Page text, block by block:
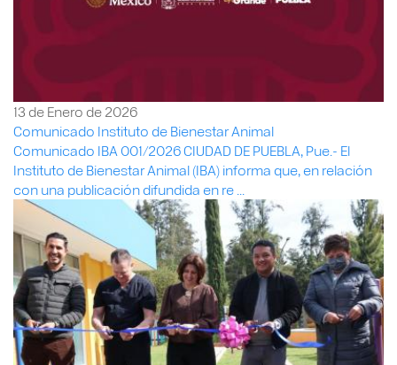
13 de Enero de 2026
Comunicado Instituto de Bienestar Animal
Comunicado IBA 001/2026 CIUDAD DE PUEBLA, Pue.- El
Instituto de Bienestar Animal (IBA) informa que, en relación
con una publicación difundida en re ...